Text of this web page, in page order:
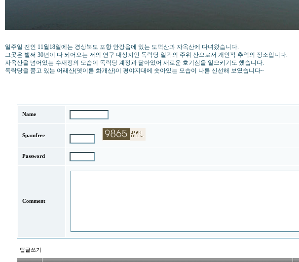
일주일 전인 11월18일에는 경상북도 포항 안강읍에 있는 도덕산과 자옥산에 다녀왔습니다.
그곳은 벌써 30년이 다 되어오는 저의 연구 대상지인 독락당 일곽의 주위 산으로서 개인적 추억의 장소입니다.
자옥산을 넘어있는 수재정의 모습이 독락당 계정과 닮아있어 새로운 호기심을 일으키기도 했습니다.
독락당을 품고 있는 어래산(옛이름 화개산)이 평야지대에 솟아있는 모습이 나름 신선해 보였습니다~
Name
Spamfree
Password
Comment
답글쓰기